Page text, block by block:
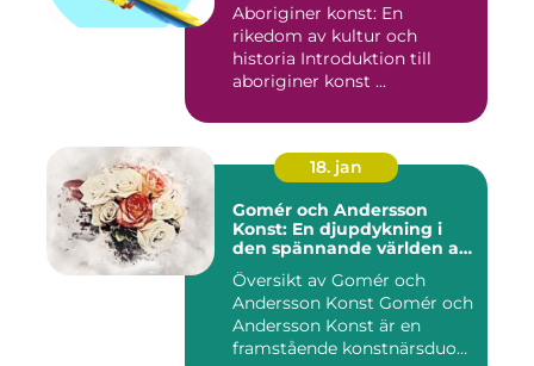
Aboriginer konst: En
rikedom av kultur och
historia Introduktion till
aboriginer konst ...
18. jan
Gomér och Andersson
Konst: En djupdykning i
den spännande världen av
Översikt av Gomér och
Andersson Konst Gomér och
Andersson Konst är en
framstående konstnärsduo